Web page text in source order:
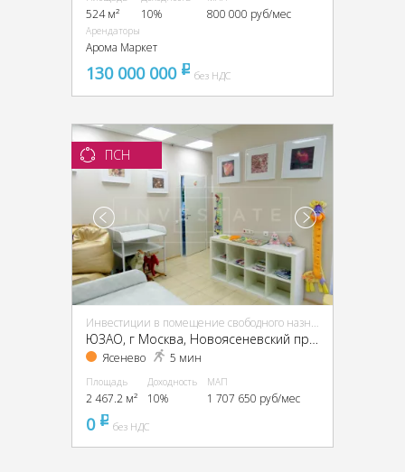
524 м² 10% 800 000 руб/мес
Арендаторы
Арома Маркет
130 000 000 pуббез НДС
ПСН
Инвестиции в помещение свободного назначения (ПСН)
ЮЗАО, г Москва, Новоясеневский пр-т, 13, кор. 2
Ясенево 5 мин
Площадь
2 467.2 м²
Доходность
10%
МАП
1 707 650 руб/мес
0 pуббез НДС